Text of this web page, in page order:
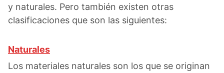
y naturales. Pero también existen otras
clasificaciones que son las siguientes:
Naturales
Los materiales naturales son los que se originan